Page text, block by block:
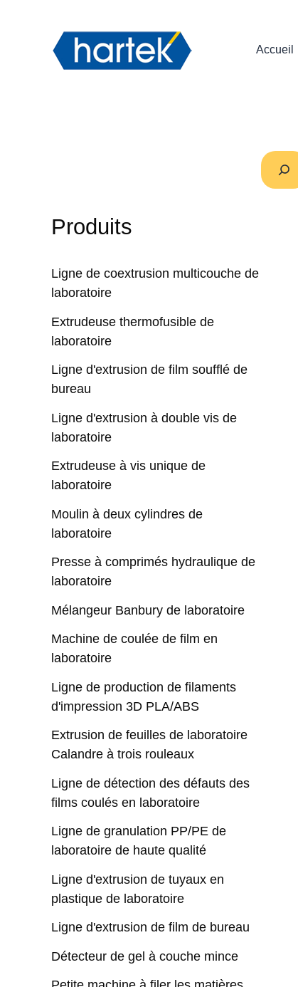
Accueil
Produits
Ligne de coextrusion multicouche de
laboratoire
Extrudeuse thermofusible de
laboratoire
Ligne d'extrusion de film soufflé de
bureau
Ligne d'extrusion à double vis de
laboratoire
Extrudeuse à vis unique de
laboratoire
Moulin à deux cylindres de
laboratoire
Presse à comprimés hydraulique de
laboratoire
Mélangeur Banbury de laboratoire
Machine de coulée de film en
laboratoire
Ligne de production de filaments
d'impression 3D PLA/ABS
Extrusion de feuilles de laboratoire
Calandre à trois rouleaux
Ligne de détection des défauts des
films coulés en laboratoire
Ligne de granulation PP/PE de
laboratoire de haute qualité
Ligne d'extrusion de tuyaux en
plastique de laboratoire
Ligne d'extrusion de film de bureau
Détecteur de gel à couche mince